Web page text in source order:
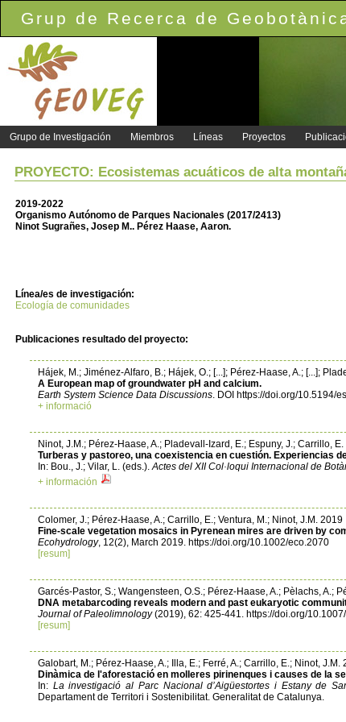
Grup de Recerca de
Grupo de Investigación Miembros Líneas Proyectos
PROYECTO: Ecosistemas acuáticos de alta
2019-2022
Organismo Autónomo de Parques Nacionales (2017/2413)
Ninot Sugrañes, Josep M.. Pérez Haase, Aaron.
Línea/es de investigación:
Ecología de comunidades
Publicaciones resultado del proyecto:
Hájek, M.; Jiménez-Alfaro, B.; Hájek, O.; [...]; Pérez-Haase, A.; [...];
A European map of groundwater pH and calcium.
Earth System Science Data Discussions. DOI https://doi.org/10.5194/
+ informació
Ninot, J.M.; Pérez-Haase, A.; Pladevall-Izard, E.; Espuny, J.; Carrillo,
Turberas y pastoreo, una coexistencia en cuestión. Experiencias
In: Bou., J.; Vilar, L. (eds.).Actes del XII Col·loqui Internacional de
+ información
Colomer, J.; Pérez-Haase, A.; Carrillo, E.; Ventura, M.; Ninot, J.M. 2019
Fine-scale vegetation mosaics in Pyrenean mires are driven by
Ecohydrology, 12(2), March 2019. https://doi.org/10.1002/eco.2070
[resum]
Garcés-Pastor, S.; Wangensteen, O.S.; Pérez-Haase, A.; Pèlachs, A.;
DNA metabarcoding reveals modern and past eukaryotic
Journal of Paleolimnology(2019), 62: 425-441. https://doi.org/
[resum]
Galobart, M.; Pérez-Haase, A.; Illa, E.; Ferré, A.; Carrillo, E.; Ninot, J.M.
Dinàmica de l'aforestació en molleres pirinenques i causes de la
In: La investigació al Parc Nacional d’Aigüestortes i Estany de
Departament de Territori i Sostenibilitat. Generalitat de Catalunya.